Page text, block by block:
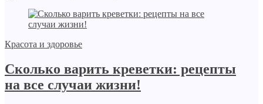
Красота и здоровье
Сколько варить креветки: рецепты
на все случаи жизни!